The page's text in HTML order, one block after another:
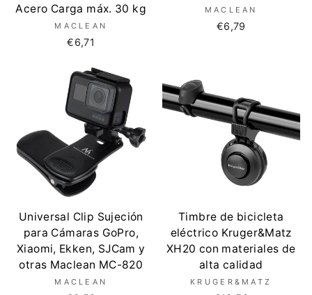
Acero Carga máx. 30 kg
MACLEAN
€6,71
MACLEAN
€6,79
Universal Clip Sujeción
para Cámaras GoPro,
Xiaomi, Ekken, SJCam y
otras Maclean MC-820
MACLEAN
Timbre de bicicleta
eléctrico Kruger&Matz
XH20 con materiales de
alta calidad
KRUGER&MATZ